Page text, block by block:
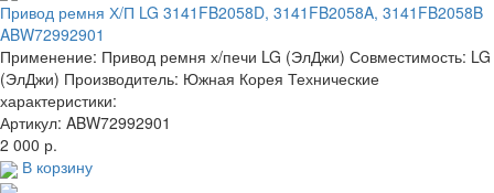
Привод ремня Х/П LG 3141FB2058D, 3141FB2058A, 3141FB2058B
ABW72992901
Применение: Привод ремня х/печи LG (ЭлДжи) Совместимость: LG
(ЭлДжи) Производитель: Южная Корея Технические
характеристики:
Артикул: ABW72992901
2 000 р.
В корзину